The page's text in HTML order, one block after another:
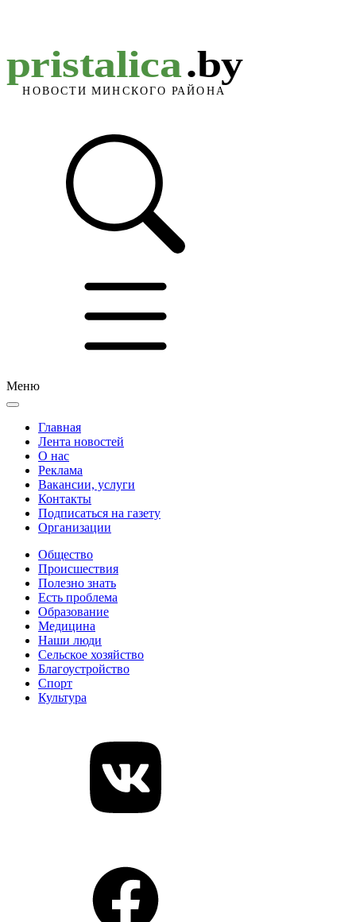
Меню
Главная
Лента новостей
О нас
Реклама
Вакансии, услуги
Контакты
Подписаться на газету
Организации
Общество
Происшествия
Полезно знать
Есть проблема
Образование
Медицина
Наши люди
Сельское хозяйство
Благоустройство
Спорт
Культура